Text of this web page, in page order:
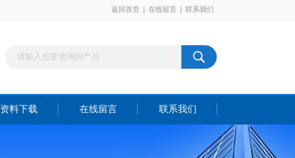
返回首页 在线留言 联系我们
资料下载 在线留言 联系我们